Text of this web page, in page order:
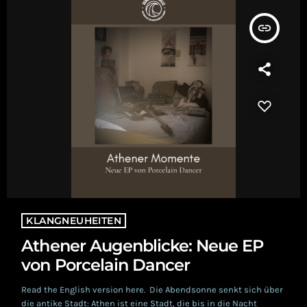
insert_link
KLANGNEUHEITEN
Athener Augenblicke: Neue EP
von Porcelain Dancer
Read the English version here. Die Abendsonne senkt sich über
die antike Stadt: Athen ist eine Stadt, die bis in die Nacht